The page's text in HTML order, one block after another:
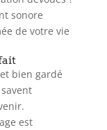
sonore
de votre vie
bien gardé
est